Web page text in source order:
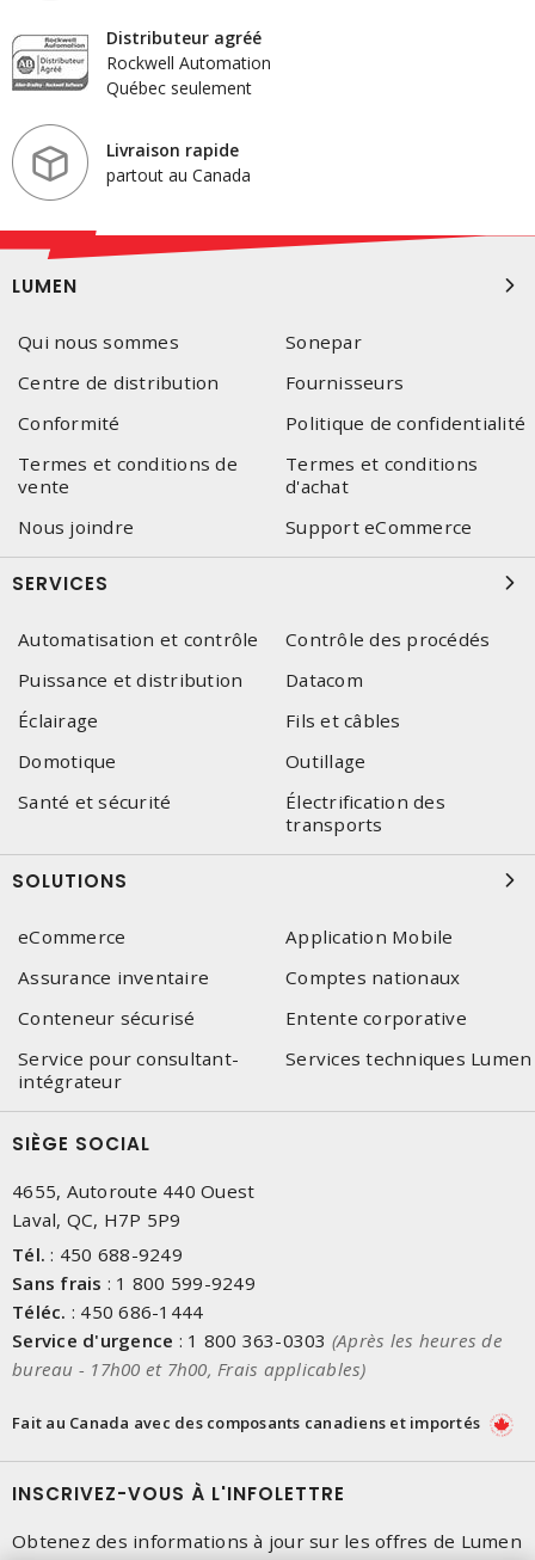
Distributeur agréé
Rockwell Automation
Québec seulement
Livraison rapide
partout au Canada
LUMEN
Qui nous sommes
Sonepar
Centre de distribution
Fournisseurs
Conformité
Politique de confidentialité
Termes et conditions de
vente
Termes et conditions
d'achat
Nous joindre
Support eCommerce
SERVICES
Automatisation et contrôle
Contrôle des procédés
Puissance et distribution
Datacom
Éclairage
Fils et câbles
Domotique
Outillage
Santé et sécurité
Électrification des
transports
SOLUTIONS
eCommerce
Application Mobile
Assurance inventaire
Comptes nationaux
Conteneur sécurisé
Entente corporative
Service pour consultant-
intégrateur
Services techniques Lumen
SIÈGE SOCIAL
4655, Autoroute 440 Ouest
Laval, QC, H7P 5P9
Tél. : 450 688-9249
Sans frais : 1 800 599-9249
Téléc. : 450 686-1444
Service d'urgence : 1 800 363-0303 (Après les heures de
bureau - 17h00 et 7h00, Frais applicables)
Fait au Canada avec des composants canadiens et importés
INSCRIVEZ-VOUS À L'INFOLETTRE
Obtenez des informations à jour sur les offres de Lumen